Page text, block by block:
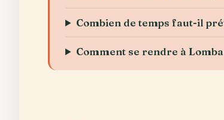
Combien de temps faut-il
Comment se rendre à